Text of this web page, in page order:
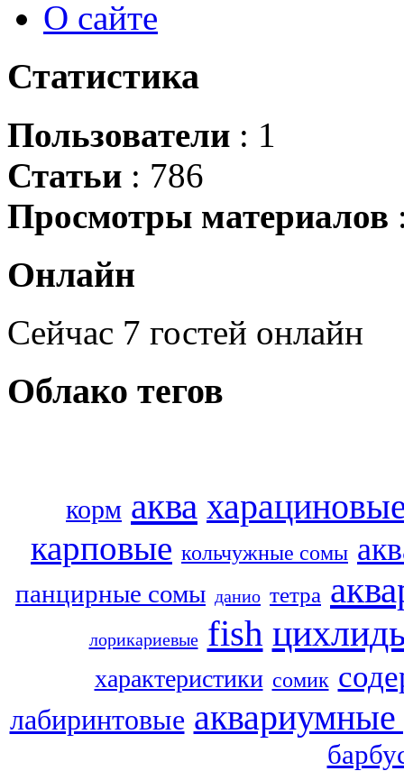
О сайте
Статистика
Пользователи : 1
Статьи : 786
Просмотры материалов
Онлайн
Сейчас 7 гостей онлайн
Облако тегов
корм аква
карповые кольчужные сомы
панцирные сомы данио тетра
лорикариевые fish
характеристики сомик
лабиринтовые